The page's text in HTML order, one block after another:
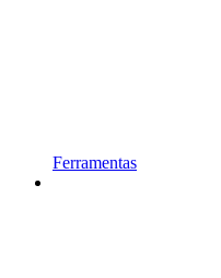
Ferramentas